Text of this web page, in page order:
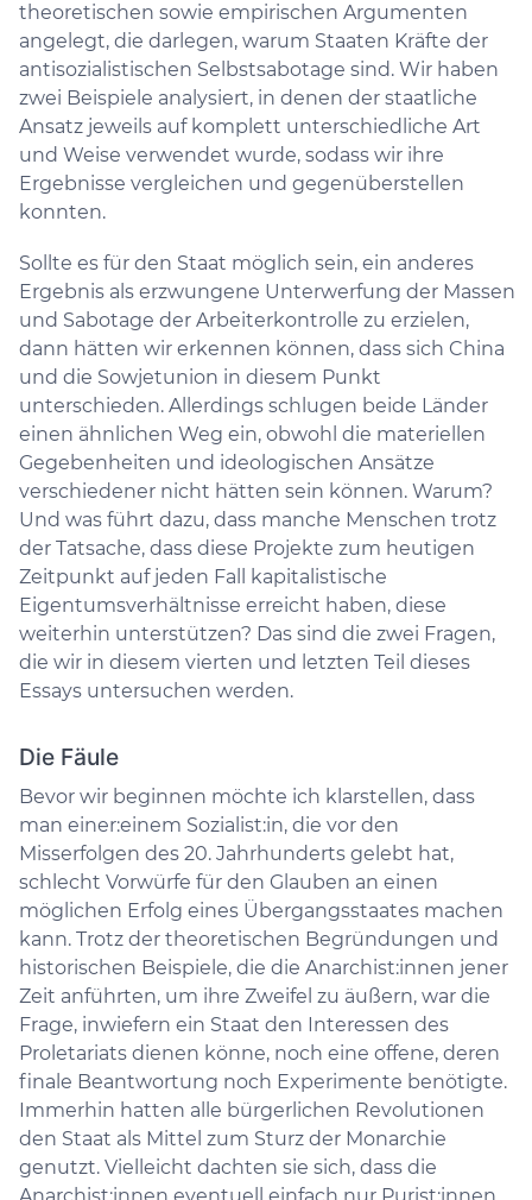
theoretischen sowie empirischen Argumenten
angelegt, die darlegen, warum Staaten Kräfte der
antisozialistischen Selbstsabotage sind. Wir haben
zwei Beispiele analysiert, in denen der staatliche
Ansatz jeweils auf komplett unterschiedliche Art
und Weise verwendet wurde, sodass wir ihre
Ergebnisse vergleichen und gegenüberstellen
konnten.
Sollte es für den Staat möglich sein, ein anderes
Ergebnis als erzwungene Unterwerfung der Massen
und Sabotage der Arbeiterkontrolle zu erzielen,
dann hätten wir erkennen können, dass sich China
und die Sowjetunion in diesem Punkt
unterschieden. Allerdings schlugen beide Länder
einen ähnlichen Weg ein, obwohl die materiellen
Gegebenheiten und ideologischen Ansätze
verschiedener nicht hätten sein können. Warum?
Und was führt dazu, dass manche Menschen trotz
der Tatsache, dass diese Projekte zum heutigen
Zeitpunkt auf jeden Fall kapitalistische
Eigentumsverhältnisse erreicht haben, diese
weiterhin unterstützen? Das sind die zwei Fragen,
die wir in diesem vierten und letzten Teil dieses
Essays untersuchen werden.
Die Fäule
Bevor wir beginnen möchte ich klarstellen, dass
man einer:einem Sozialist:in, die vor den
Misserfolgen des 20. Jahrhunderts gelebt hat,
schlecht Vorwürfe für den Glauben an einen
möglichen Erfolg eines Übergangsstaates machen
kann. Trotz der theoretischen Begründungen und
historischen Beispiele, die die Anarchist:innen jener
Zeit anführten, um ihre Zweifel zu äußern, war die
Frage, inwiefern ein Staat den Interessen des
Proletariats dienen könne, noch eine offene, deren
finale Beantwortung noch Experimente benötigte.
Immerhin hatten alle bürgerlichen Revolutionen
den Staat als Mittel zum Sturz der Monarchie
genutzt. Vielleicht dachten sie sich, dass die